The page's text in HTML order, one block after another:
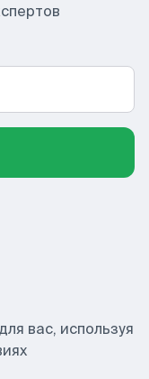
вас, используя